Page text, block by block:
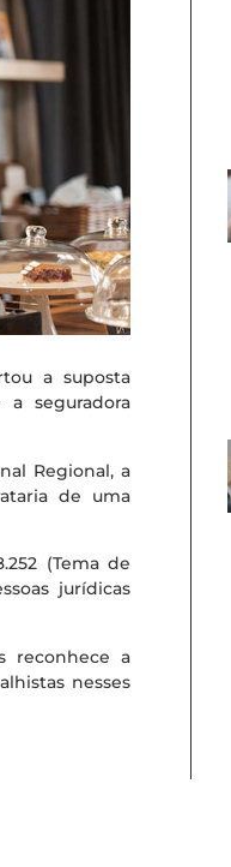
a suposta
seguradora
Regional, a
de uma
(Tema de
jurídicas
reconhece a
nesses